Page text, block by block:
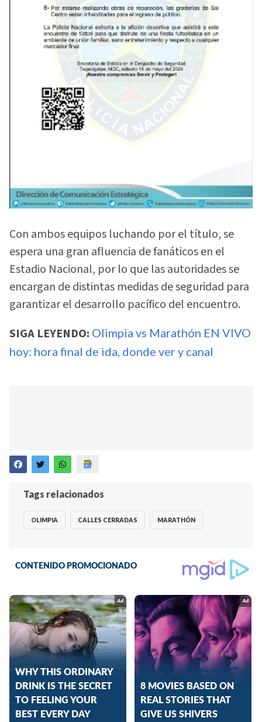
Con ambos equipos luchando por el título, se
espera una gran afluencia de fanáticos en el
Estadio Nacional, por lo que las autoridades se
encargan de distintas medidas de seguridad para
garantizar el desarrollo pacífico del encuentro.
SIGA LEYENDO: Olimpia vs Marathón EN VIVO
hoy: hora final de ida, donde ver y canal
Tags relacionados
OLIMPIA CALLES CERRADAS MARATHÓN